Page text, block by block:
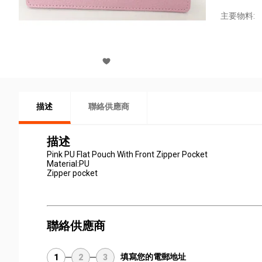
主要物料:
描述 聯絡供應商
描述
Pink PU Flat Pouch With Front Zipper Pocket
Material:PU
Zipper pocket
聯絡供應商
1 2 3 填寫您的電郵地址